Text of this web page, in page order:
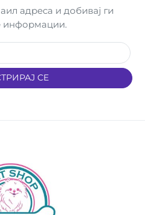
адреса и добивај ги
информации.
СЕ